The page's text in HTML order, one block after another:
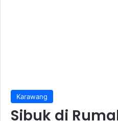
Karawang
Sibuk di